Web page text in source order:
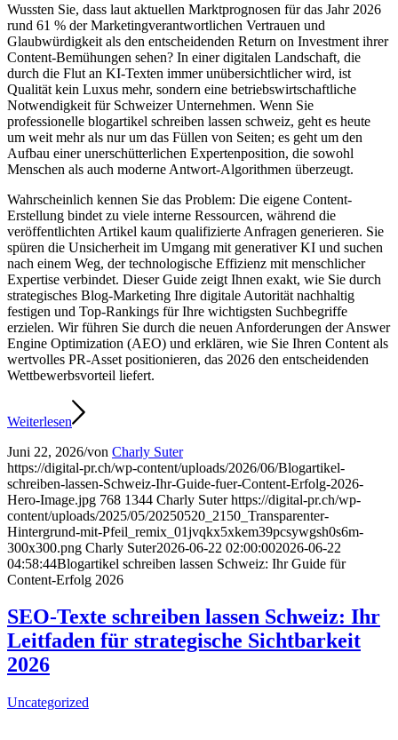
Wussten Sie, dass laut aktuellen Marktprognosen für das Jahr 2026
rund 61 % der Marketingverantwortlichen Vertrauen und
Glaubwürdigkeit als den entscheidenden Return on Investment ihrer
Content-Bemühungen sehen? In einer digitalen Landschaft, die
durch die Flut an KI-Texten immer unübersichtlicher wird, ist
Qualität kein Luxus mehr, sondern eine betriebswirtschaftliche
Notwendigkeit für Schweizer Unternehmen. Wenn Sie
professionelle blogartikel schreiben lassen schweiz, geht es heute
um weit mehr als nur um das Füllen von Seiten; es geht um den
Aufbau einer unerschütterlichen Expertenposition, die sowohl
Menschen als auch moderne Antwort-Algorithmen überzeugt.
Wahrscheinlich kennen Sie das Problem: Die eigene Content-
Erstellung bindet zu viele interne Ressourcen, während die
veröffentlichten Artikel kaum qualifizierte Anfragen generieren. Sie
spüren die Unsicherheit im Umgang mit generativer KI und suchen
nach einem Weg, der technologische Effizienz mit menschlicher
Expertise verbindet. Dieser Guide zeigt Ihnen exakt, wie Sie durch
strategisches Blog-Marketing Ihre digitale Autorität nachhaltig
festigen und Top-Rankings für Ihre wichtigsten Suchbegriffe
erzielen. Wir führen Sie durch die neuen Anforderungen der Answer
Engine Optimization (AEO) und erklären, wie Sie Ihren Content als
wertvolles PR-Asset positionieren, das 2026 den entscheidenden
Wettbewerbsvorteil liefert.
Weiterlesen
Juni 22, 2026/von Charly Suter
https://digital-pr.ch/wp-content/uploads/2026/06/Blogartikel-
schreiben-lassen-Schweiz-Ihr-Guide-fuer-Content-Erfolg-2026-
Hero-Image.jpg 768 1344 Charly Suter https://digital-pr.ch/wp-
content/uploads/2025/05/20250520_2150_Transparenter-
Hintergrund-mit-Pfeil_remix_01jvqkx5xkem39pcsywgsh0s6m-
300x300.png Charly Suter2026-06-22 02:00:002026-06-22
04:58:44Blogartikel schreiben lassen Schweiz: Ihr Guide für
Content-Erfolg 2026
SEO-Texte schreiben lassen Schweiz: Ihr
Leitfaden für strategische Sichtbarkeit
2026
Uncategorized